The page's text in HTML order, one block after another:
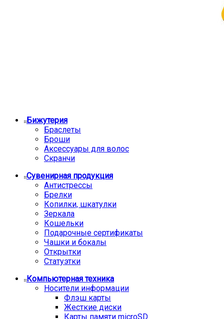
Бижутерия
Браслеты
Броши
Аксессуары для волос
Скранчи
Сувенирная продукция
Антистрессы
Брелки
Копилки, шкатулки
Зеркала
Кошельки
Подарочные сертификаты
Чашки и бокалы
Открытки
Статуэтки
Компьютерная техника
Носители информации
Флэш карты
Жесткие диски
Карты памяти microSD